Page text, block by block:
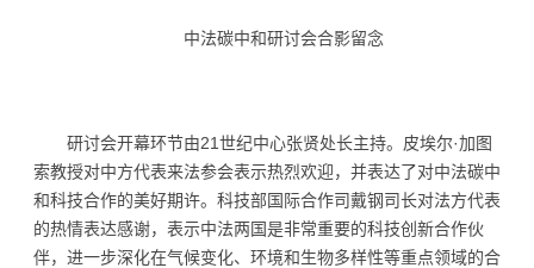
中法碳中和研讨会合影留念
研讨会开幕环节由21世纪中心张贤处长主持。皮埃尔·加图
索教授对中方代表来法参会表示热烈欢迎，并表达了对中法碳中
和科技合作的美好期许。科技部国际合作司戴钢司长对法方代表
的热情表达感谢，表示中法两国是非常重要的科技创新合作伙
伴，进一步深化在气候变化、环境和生物多样性等重点领域的合